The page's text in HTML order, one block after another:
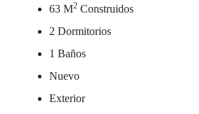
63 M2 Construidos
2 Dormitorios
1 Baños
Nuevo
Exterior